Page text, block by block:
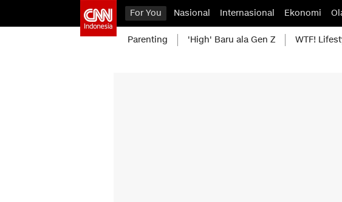
For You Nasional Internasional Ekonomi
Parenting 'High' Baru ala Gen Z WTF!